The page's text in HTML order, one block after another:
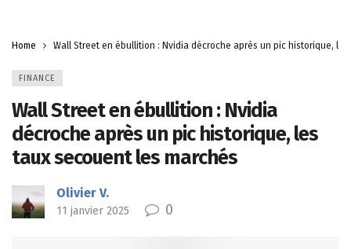
Home Wall Street en ébullition : Nvidia décroche après un pic historique,
FINANCE
Wall Street en ébullition : Nvidia
décroche après un pic historique, les
taux secouent les marchés
Olivier V.
11 janvier 2025 0